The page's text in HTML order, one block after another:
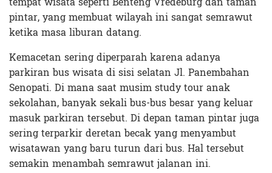
pintar, yang membuat wilayah ini sangat semrawut
ketika masa liburan datang.
Kemacetan sering diperparah karena adanya
parkiran bus wisata di sisi selatan Jl. Panembahan
Senopati. Di mana saat musim study tour anak
sekolahan, banyak sekali bus-bus besar yang keluar
masuk parkiran tersebut. Di depan taman pintar juga
sering terparkir deretan becak yang menyambut
wisatawan yang baru turun dari bus. Hal tersebut
semakin menambah semrawut jalanan ini.